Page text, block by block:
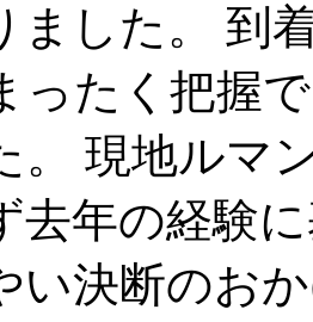
ました。 到
ったく把握
。 現地ルマ
去年の経験
い決断のお